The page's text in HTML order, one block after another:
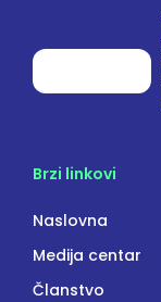
Brzi linkovi
Naslovna
Medija centar
Članstvo